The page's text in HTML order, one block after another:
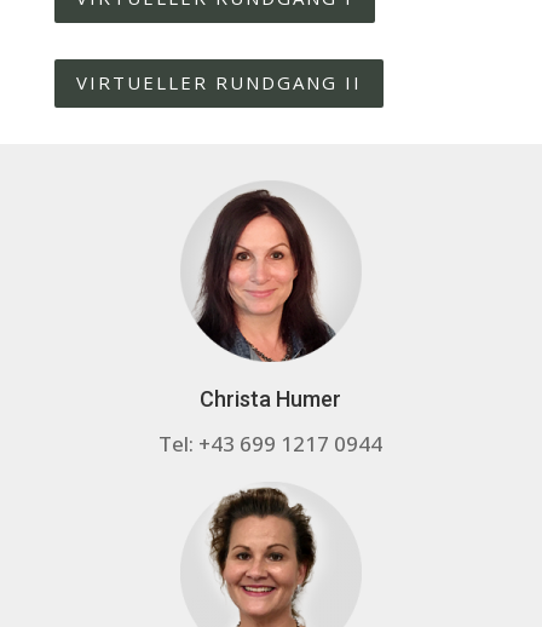
VIRTUELLER RUNDGANG II
Christa Humer
Tel: +43 699 1217 0944